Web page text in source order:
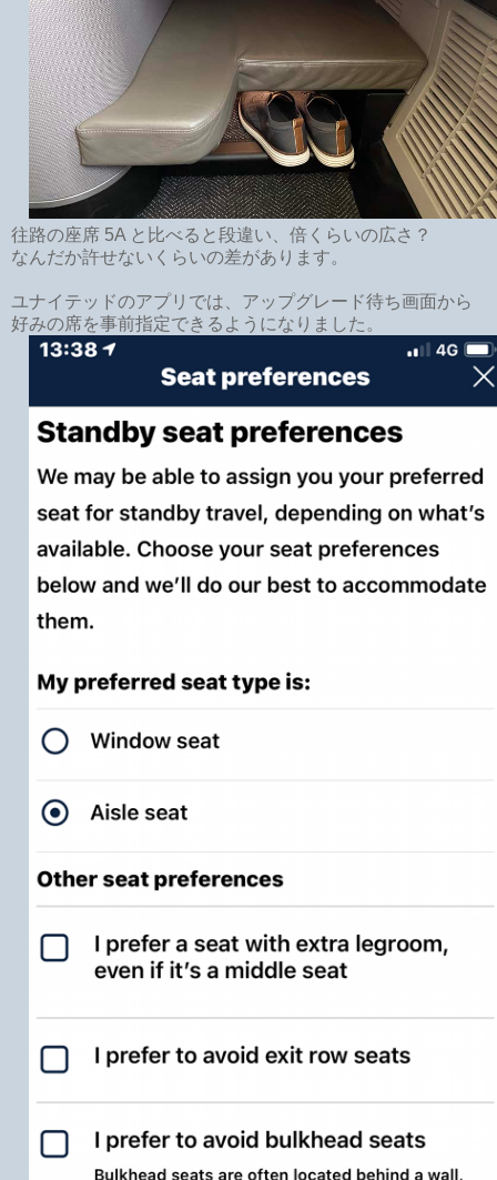
往路の座席 5A と比べると段違い、倍くらいの広さ？
なんだか許せないくらいの差があります。
ユナイテッドのアプリでは、アップグレード待ち画面から
好みの席を事前指定できるようになりました。